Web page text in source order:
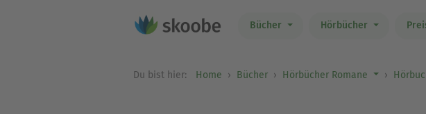
Bücher Hörbücher
Du bist hier: Home Bücher Hörbücher Romane